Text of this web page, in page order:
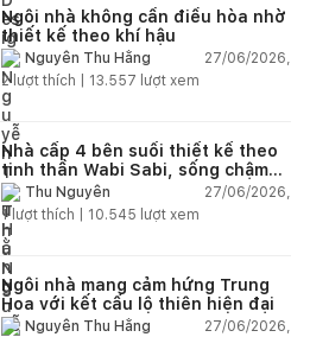
Ngôi nhà không cần điều hòa nhờ
thiết kế theo khí hậu
Nguyễn Thu Hằng
27/06/2026,
2lượt thích | 13.557 lượt xem
Nhà cấp 4 bên suối thiết kế theo
tinh thần Wabi Sabi, sống chậm
giữa thiên nhiên
Thu Nguyễn
27/06/2026,
1lượt thích | 10.545 lượt xem
Ngôi nhà mang cảm hứng Trung
Hoa với kết cấu lộ thiên hiện đại
Nguyễn Thu Hằng
27/06/2026,